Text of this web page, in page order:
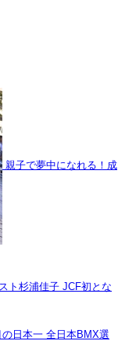
親子で夢中になれる！成
ト杉浦佳子 JCF初とな
の日本一 全日本BMX選